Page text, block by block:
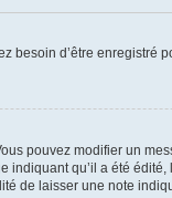
d’être
pouvez modifier un
qu’il a été
de laisser une note